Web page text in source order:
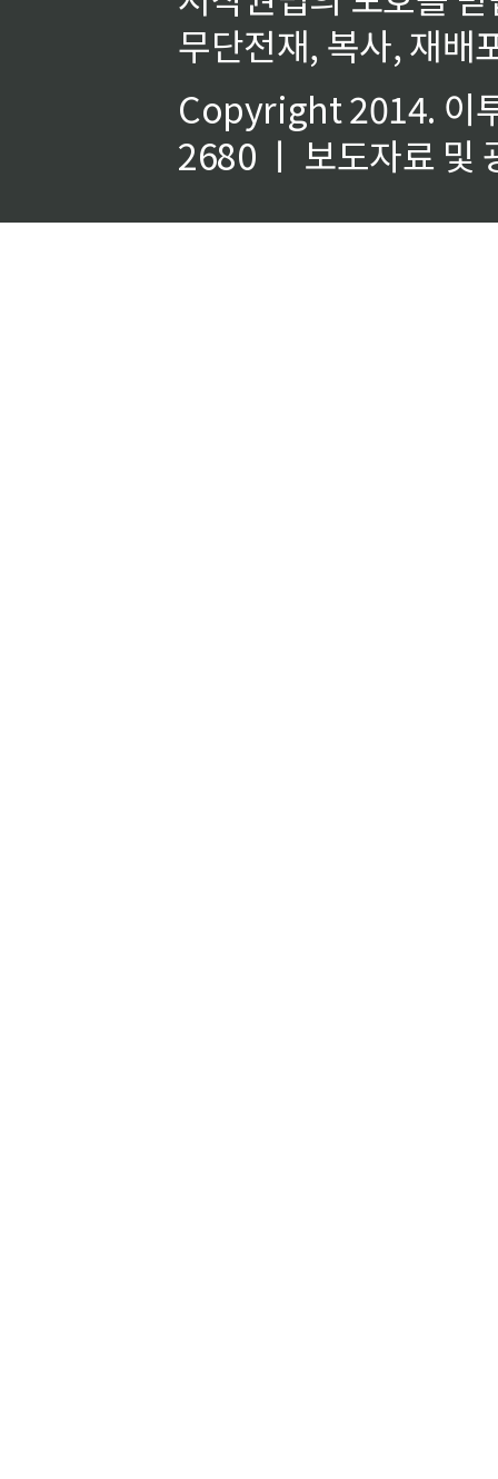
무단전재, 복사, 재배
Copyright 2014. 이
2680 ㅣ 보도자료